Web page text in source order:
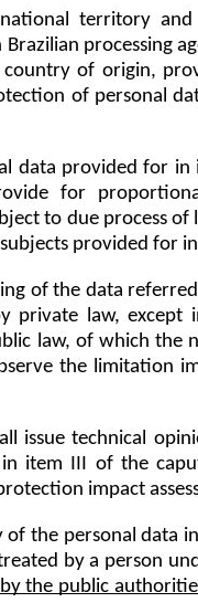
territory
processing
of origin,
of personal
data provided for
for
to due process of
provided for
of the data
private law, except
law, of which the
the limitation
issue technical
item III of the
impact
of the personal data
by a person
the public